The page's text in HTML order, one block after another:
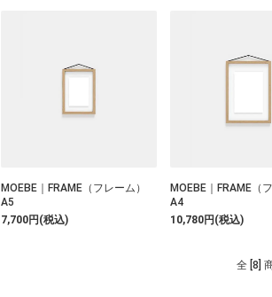
MOEBE｜FRAME（フレーム）
A5
7,700円(税込)
MOEBE｜FRAME（
A4
10,780円(税込)
全 [8]